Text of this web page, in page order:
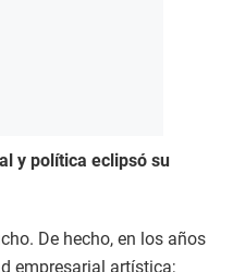
y política eclipsó su
De hecho, en los años
empresarial artística;